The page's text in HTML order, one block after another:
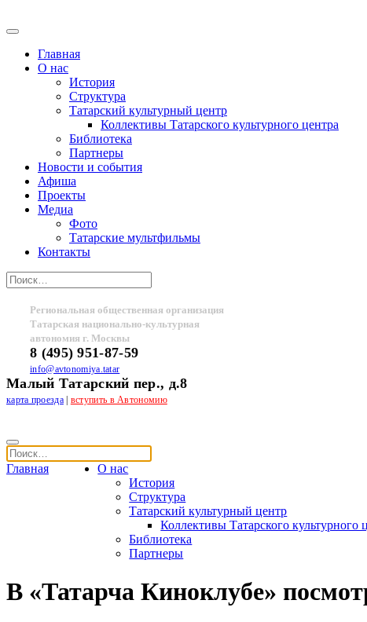
Главная
О нас
История
Структура
Татарский культурный центр
Коллективы Татарского культурного центра
Библиотека
Партнеры
Новости и события
Афиша
Проекты
Медиа
Фото
Татарские мультфильмы
Контакты
Региональная общественная организация
Татарская национально-культурная
автономия г. Москвы
8 (495) 951-87-59
info@avtonomiya.tatar
Малый Татарский пер., д.8
карта проезда| вступить в Автономию
Главная
О нас
История
Структура
Татарский культурный центр
Коллективы Татарского культурного
Библиотека
Партнеры
В «Татарча Киноклубе»